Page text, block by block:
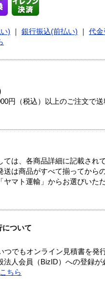
) 銀行振込(前払い) 代金
円（税込）以上のご注文で送
は、各商品詳細に記載され
は商品がすべて揃ってから
マト運輸」からお選びいた
について
でもオンライン見積書を発
人会員（BizID）への登録が
ちら